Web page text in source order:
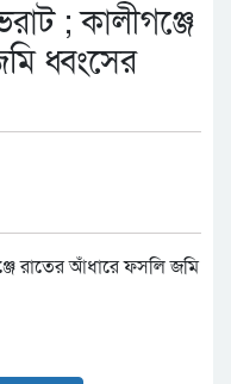
; কালীগঞ্জে
ধ্বংসের